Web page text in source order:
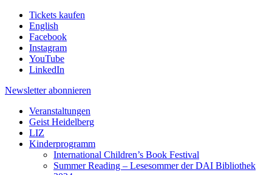
Tickets kaufen
English
Facebook
Instagram
YouTube
LinkedIn
Newsletter abonnieren
Veranstaltungen
Geist Heidelberg
LIZ
Kinderprogramm
International Children’s Book Festival
Summer Reading – Lesesommer der DAI Bibliothek